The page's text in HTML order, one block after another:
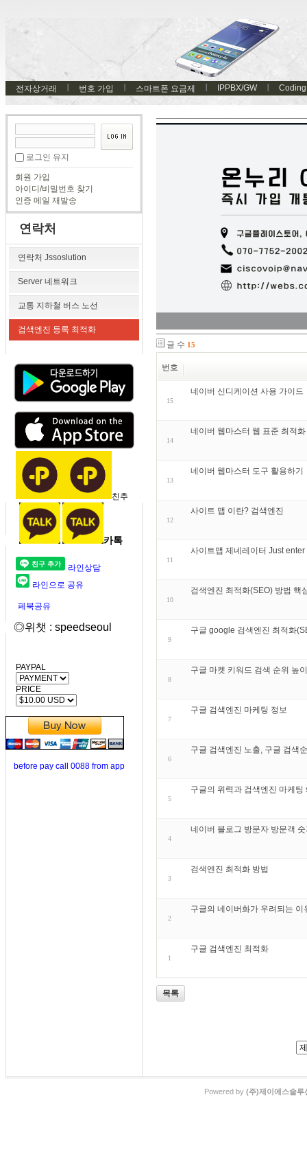
전자상거래 번호 가입 스마트폰 요금제 IPPBX/GW Coding
로그인 유지
회원 가입
아이디/비밀번호 찾기
인증 메일 재발송
연락처
연락처 Jssoslution
Server 네트워크
교통 지하철 버스 노선
검색엔진 등록 최적화
친추
카톡
라인상담
라인으로 공유
페북공유
◎위챗 : speedseoul
PAYPAL
PRICE
before pay call 0088 from app
글 수 15
번호
15
네이버 신디케이션 사용 가이드
14
네이버 웹마스터 웹 표준 최적
13
네이버 웹마스터 도구 활용하기
12
사이트 맵 이란? 검색엔진
11
사이트맵 제네레이터 Just
10
검색엔진 최적화(SEO) 방법 핵
9
구글 google 검색엔진 최적화
8
구글 마켓 키워드 검색 순위 높
7
구글 검색엔진 마케팅 정보
6
구글 검색엔진 노출, 구글 검색
5
구글의 위력과 검색엔진 마케
4
네이버 블로그 방문자 방문객
3
검색엔진 최적화 방법
2
구글의 네이버화가 우려되는 이
1
구글 검색엔진 최적화
목록
Powered by (주)제이에스솔루